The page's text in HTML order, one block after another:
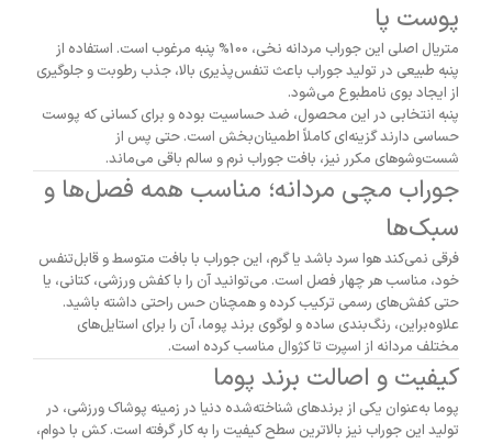
پوست پا
متریال اصلی این جوراب مردانه نخی، 100% پنبه مرغوب است. استفاده از
پنبه طبیعی در تولید جوراب باعث تنفس‌پذیری بالا، جذب رطوبت و جلوگیری
از ایجاد بوی نامطبوع می‌شود.
پنبه انتخابی در این محصول، ضد حساسیت بوده و برای کسانی که پوست
حساسی دارند گزینه‌ای کاملاً اطمینان‌بخش است. حتی پس از
شست‌وشوهای مکرر نیز، بافت جوراب نرم و سالم باقی می‌ماند.
جوراب مچی مردانه؛ مناسب همه فصل‌ها و
سبک‌ها
فرقی نمی‌کند هوا سرد باشد یا گرم، این جوراب با بافت متوسط و قابل‌تنفس
خود، مناسب هر چهار فصل است. می‌توانید آن را با کفش ورزشی، کتانی، یا
حتی کفش‌های رسمی ترکیب کرده و همچنان حس راحتی داشته باشید.
علاوه‌براین، رنگ‌بندی ساده و لوگوی برند پوما، آن را برای استایل‌های
مختلف مردانه از اسپرت تا کژوال مناسب کرده است.
کیفیت و اصالت برند پوما
پوما به‌عنوان یکی از برندهای شناخته‌شده دنیا در زمینه پوشاک ورزشی، در
تولید این جوراب نیز بالاترین سطح کیفیت را به کار گرفته است. کش با دوام،